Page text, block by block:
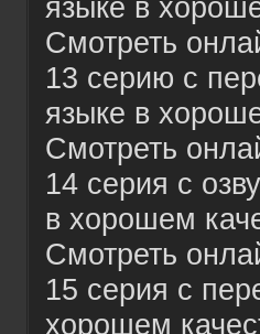
языке в
Смотреть
13 серию с
языке в
Смотреть
14 серия с
в хорошем
Смотреть
15 серия с
хорошем